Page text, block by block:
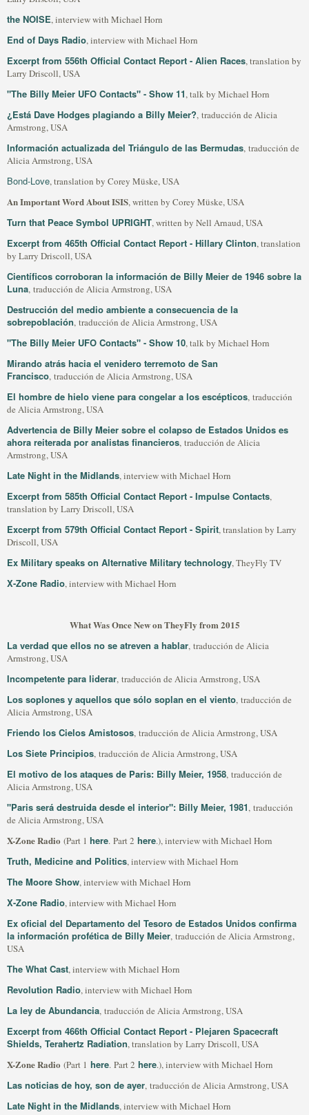
the NOISE, interview with Michael Horn
End of Days Radio, interview with Michael Horn
Excerpt from 556th Official Contact Report - Alien Races, translation by
Larry Driscoll, USA
"The Billy Meier UFO Contacts" - Show 11, talk by Michael Horn
¿Está Dave Hodges plagiando a Billy Meier?, traducción de Alicia
Armstrong, USA
Información actualizada del Triángulo de las Bermudas, traducción de
Alicia Armstrong, USA
Bond-Love, translation by Corey Müske, USA
An Important Word About ISIS, written by Corey Müske, USA
Turn that Peace Symbol UPRIGHT, written by Nell Arnaud, USA
Excerpt from 465th Official Contact Report - Hillary Clinton, translation
by Larry Driscoll, USA
Científicos corroboran la información de Billy Meier de 1946 sobre la
Luna, traducción de Alicia Armstrong, USA
Destrucción del medio ambiente a consecuencia de la
sobrepoblación, traducción de Alicia Armstrong, USA
"The Billy Meier UFO Contacts" - Show 10, talk by Michael Horn
Mirando atrás hacia el venidero terremoto de San
Francisco, traducción de Alicia Armstrong, USA
El hombre de hielo viene para congelar a los escépticos, traducción
de Alicia Armstrong, USA
Advertencia de Billy Meier sobre el colapso de Estados Unidos es
ahora reiterada por analistas financieros, traducción de Alicia
Armstrong, USA
Late Night in the Midlands, interview with Michael Horn
Excerpt from 585th Official Contact Report - Impulse Contacts,
translation by Larry Driscoll, USA
Excerpt from 579th Official Contact Report - Spirit, translation by Larry
Driscoll, USA
Ex Military speaks on Alternative Military technology, TheyFly TV
X-Zone Radio, interview with Michael Horn
What Was Once New on TheyFly from 2015
La verdad que ellos no se atreven a hablar, traducción de Alicia
Armstrong, USA
Incompetente para liderar, traducción de Alicia Armstrong, USA
Los soplones y aquellos que sólo soplan en el viento, traducción de
Alicia Armstrong, USA
Friendo los Cielos Amistosos, traducción de Alicia Armstrong, USA
Los Siete Principios, traducción de Alicia Armstrong, USA
El motivo de los ataques de Paris: Billy Meier, 1958, traducción de
Alicia Armstrong, USA
"Paris será destruida desde el interior": Billy Meier, 1981, traducción
de Alicia Armstrong, USA
X-Zone Radio (Part 1 here. Part 2 here.), interview with Michael Horn
Truth, Medicine and Politics, interview with Michael Horn
The Moore Show, interview with Michael Horn
X-Zone Radio, interview with Michael Horn
Ex oficial del Departamento del Tesoro de Estados Unidos confirma
la información profética de Billy Meier, traducción de Alicia Armstrong,
USA
The What Cast, interview with Michael Horn
Revolution Radio, interview with Michael Horn
La ley de Abundancia, traducción de Alicia Armstrong, USA
Excerpt from 466th Official Contact Report - Plejaren Spacecraft
Shields, Terahertz Radiation, translation by Larry Driscoll, USA
X-Zone Radio (Part 1 here. Part 2 here.), interview with Michael Horn
Las noticias de hoy, son de ayer, traducción de Alicia Armstrong, USA
Late Night in the Midlands, interview with Michael Horn